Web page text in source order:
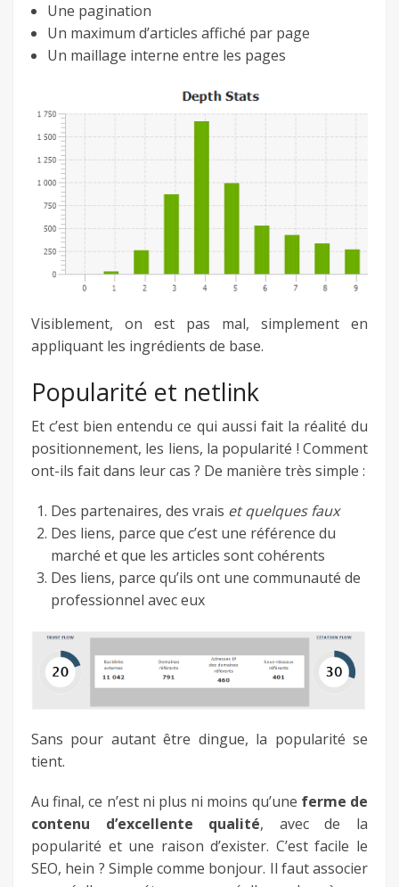
Une pagination
Un maximum d’articles affiché par page
Un maillage interne entre les pages
Visiblement, on est pas mal, simplement en
appliquant les ingrédients de base.
Popularité et netlink
Et c’est bien entendu ce qui aussi fait la réalité du
positionnement, les liens, la popularité ! Comment
ont-ils fait dans leur cas ? De manière très simple :
Des partenaires, des vrais et quelques faux
Des liens, parce que c’est une référence du
marché et que les articles sont cohérents
Des liens, parce qu’ils ont une communauté de
professionnel avec eux
Sans pour autant être dingue, la popularité se
tient.
Au final, ce n’est ni plus ni moins qu’une ferme de
contenu d’excellente qualité, avec de la
popularité et une raison d’exister. C’est facile le
SEO, hein ? Simple comme bonjour. Il faut associer